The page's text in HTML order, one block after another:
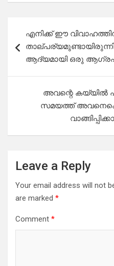
navigation
എനിക്ക് ഈ
ആദ്യമായി ഒരു
അവന്റെ കയ്യിൽ
സമയത്ത്
Leave a Reply
Your email address will not
are marked *
Comment *